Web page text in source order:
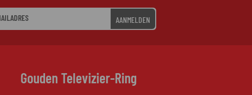
AANMELDEN
Gouden Televizier-Ring